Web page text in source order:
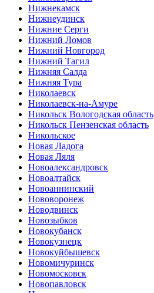
Нижнекамск
Нижнеудинск
Нижние Серги
Нижний Ломов
Нижний Новгород
Нижний Тагил
Нижняя Салда
Нижняя Тура
Николаевск
Николаевск-на-Амуре
Никольск Вологодская область
Никольск Пензенская область
Никольское
Новая Ладога
Новая Ляля
Новоалександровск
Новоалтайск
Новоаннинский
Нововоронеж
Новодвинск
Новозыбков
Новокубанск
Новокузнецк
Новокуйбышевск
Новомичуринск
Новомосковск
Новопавловск